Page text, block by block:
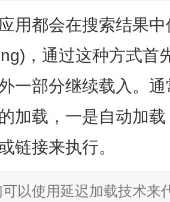
用都会在搜索结果
，通过这种方式首
一部分继续载入。
加载，一是自动加
链接来执行。
以使用延迟加载技术来